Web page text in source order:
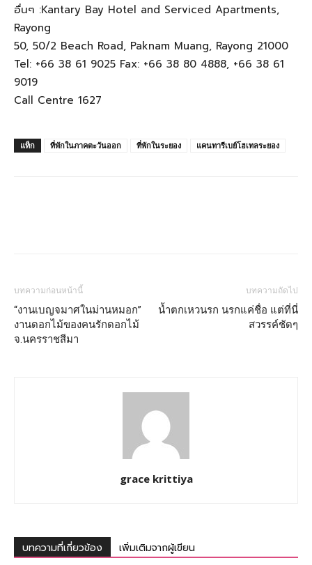
อื่นๆ :Kantary Bay Hotel and Serviced Apartments,
Rayong
50, 50/2 Beach Road, Paknam Muang, Rayong 21000
Tel: +66 38 61 9025 Fax: +66 38 80 4888, +66 38 61
9019
Call Centre 1627
แท็ก ที่พักในภาคตะวันออก ที่พักในระยอง แคนทารีเบย์โฮเทลระยอง
บทความก่อนหน้านี้
“งานเบญจมาศในม่านหมอก”
งานดอกไม้ของคนรักดอกไม้
จ.นครราชสีมา
บทความถัดไป
น้ำตกเหวนรก นรกแค่ชื่อ แต่ที่นี่
สวรรค์ชัดๆ
grace krittiya
บทความที่เกี่ยวข้อง เพิ่มเติมจากผู้เขียน